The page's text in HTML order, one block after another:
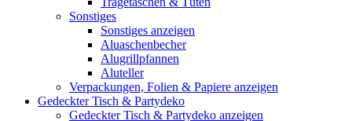
Sonstiges
Sonstiges anzeigen
Aluaschenbecher
Alugrillpfannen
Aluteller
Verpackungen, Folien & Papiere anzeigen
Gedeckter Tisch & Partydeko
Gedeckter Tisch & Partydeko anzeigen